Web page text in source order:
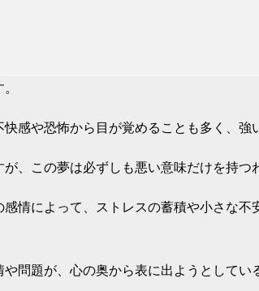
感や恐怖から目が覚めることも多く、強
、この夢は必ずしも悪い意味だけを持つ
情によって、ストレスの蓄積や小さな不
や問題が、心の奥から表に出ようとしてい